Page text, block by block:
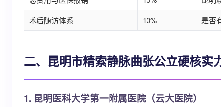
术后随访体系
10% 是否
二、昆明市精索静脉曲张公立硬核实
1. 昆明医科大学第一附属医院（云大医院）